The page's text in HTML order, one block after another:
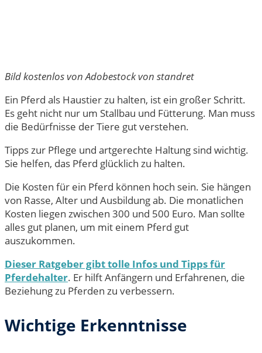
Bild kostenlos von Adobestock von standret
Ein Pferd als Haustier zu halten, ist ein großer Schritt.
Es geht nicht nur um Stallbau und Fütterung. Man muss
die Bedürfnisse der Tiere gut verstehen.
Tipps zur Pflege und artgerechte Haltung sind wichtig.
Sie helfen, das Pferd glücklich zu halten.
Die Kosten für ein Pferd können hoch sein. Sie hängen
von Rasse, Alter und Ausbildung ab. Die monatlichen
Kosten liegen zwischen 300 und 500 Euro. Man sollte
alles gut planen, um mit einem Pferd gut
auszukommen.
Dieser Ratgeber gibt tolle Infos und Tipps für
Pferdehalter. Er hilft Anfängern und Erfahrenen, die
Beziehung zu Pferden zu verbessern.
Wichtige Erkenntnisse